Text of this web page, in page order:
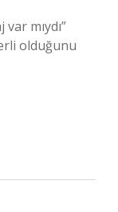
mıydı”
olduğunu